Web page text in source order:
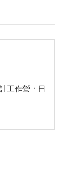
工作營：日